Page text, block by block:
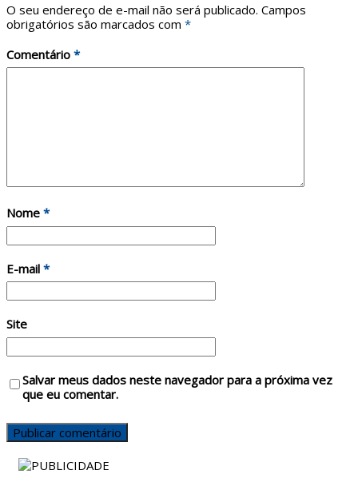
O seu endereço de e-mail não será publicado. Campos
obrigatórios são marcados com *
Comentário *
Nome *
E-mail *
Site
Salvar meus dados neste navegador para a próxima vez
que eu comentar.